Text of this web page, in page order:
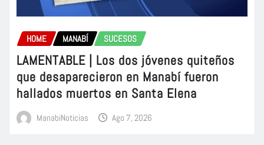
HOME MANABÍ SUCESOS
LAMENTABLE | Los dos jóvenes quiteños
que desaparecieron en Manabí fueron
hallados muertos en Santa Elena
ManabiNoticias Ago 7, 2026